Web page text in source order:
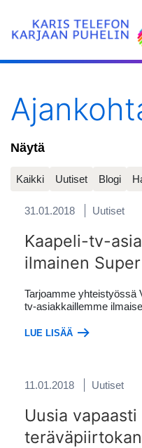
Näytä
Kaikki Uutiset Blogi
31.01.2018 Uutiset
Kaapeli-tv-
ilmainen
Tarjoamme yhteistyössä
tv-asiakkaillemme
LUE LISÄÄ
11.01.2018 Uutiset
Uusia